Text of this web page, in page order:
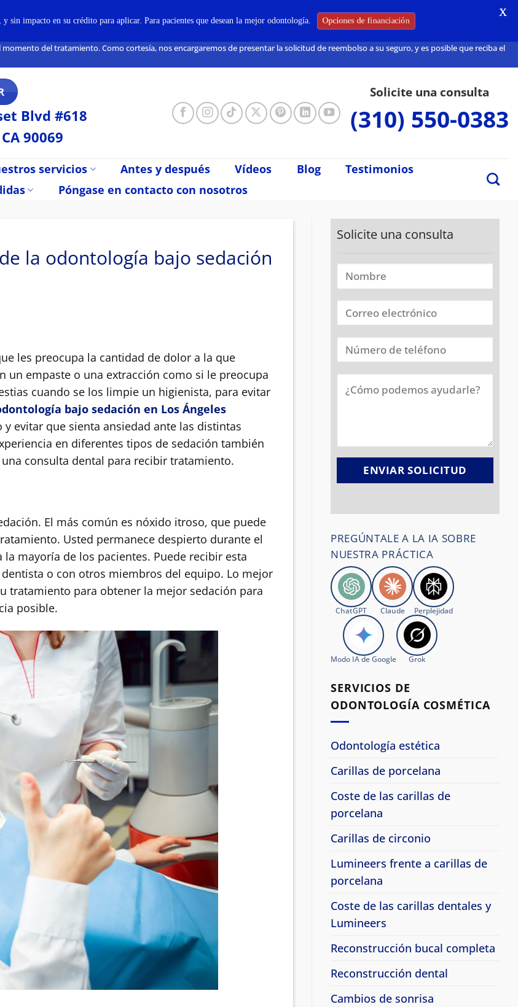
del tratamiento. Como cortesía, nos encargaremos de presentar la solicitud de reembolso a su seguro, y es posible que reciba el
Blvd #618
90069
Solicite una consulta
(310) 550-0383
servicios Antes y después Vídeos Blog
Testimonios
Póngase en contacto con nosotros
la odontología bajo sedación
les preocupa la cantidad de dolor a la que
un empaste o una extracción como si le preocupa
cuando se los limpie un higienista, para evitar
bajo sedación en Los Ángeles
evitar que sienta ansiedad ante las distintas
en diferentes tipos de sedación también
consulta dental para recibir tratamiento.
El más común es nóxido itroso, que puede
Usted permanece despierto durante el
mayoría de los pacientes. Puede recibir esta
o con otros miembros del equipo. Lo mejor
tratamiento para obtener la mejor sedación para
posible.
Solicite una consulta
PREGÚNTALE A LA IA SOBRE
NUESTRA PRÁCTICA
ChatGPT Claude Perplejidad
Modo IA de Google Grok
SERVICIOS DE
ODONTOLOGÍA COSMÉTICA
Odontología estética
Carillas de porcelana
Coste de las carillas de
porcelana
Carillas de circonio
Lumineers frente a carillas de
porcelana
Coste de las carillas dentales y
Lumineers
Reconstrucción bucal completa
Reconstrucción dental
Cambios de sonrisa
sin impacto en su crédito para aplicar. Para pacientes que desean la mejor odontología. Opciones de financiación
X